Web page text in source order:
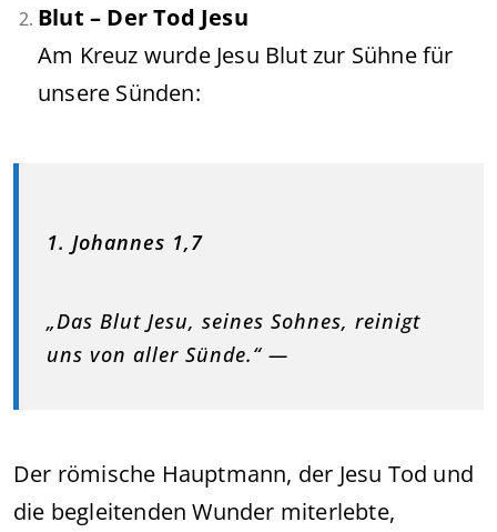
Blut – Der Tod Jesu
Am Kreuz wurde Jesu Blut zur Sühne für
unsere Sünden:
1. Johannes 1,7
„Das Blut Jesu, seines Sohnes, reinigt
uns von aller Sünde.“ —
Der römische Hauptmann, der Jesu Tod und
die begleitenden Wunder miterlebte,